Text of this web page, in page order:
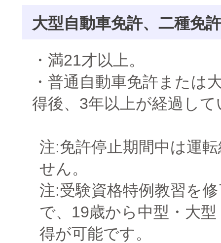
大型自動車免許、二種免許
・満21才以上。
・普通自動車免許または
得後、3年以上が経過し
注:免許停止期間中は運
せん。
注:受験資格特例教習を
で、19歳から中型・大
得が可能です。